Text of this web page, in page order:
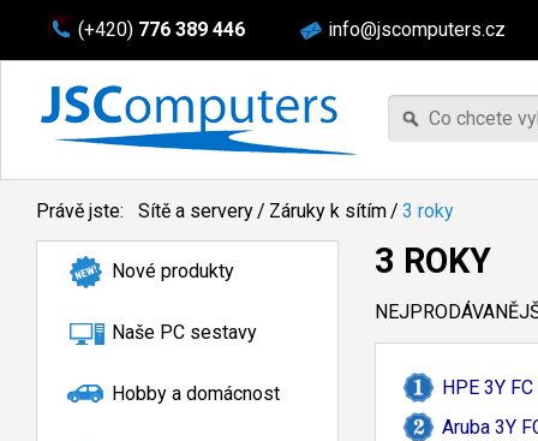
(+420) 776 389 446 info@jscomputers.cz
Právě jste: Sítě a servery/ Záruky k sítím/ 3 roky
Nové produkty
Naše PC sestavy
Hobby a domácnost
3 ROKY
HPE 3Y
Aruba 3Y